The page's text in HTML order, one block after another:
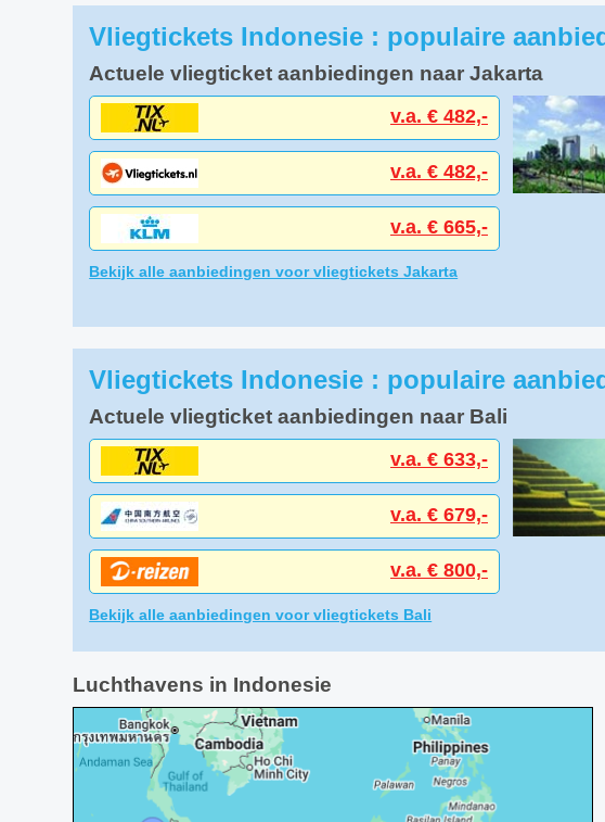
Vliegtickets Indonesie : populaire
Actuele vliegticket aanbiedingen naar Jakarta
v.a. € 482,-
v.a. € 482,-
v.a. € 665,-
Bekijk alle aanbiedingen voor vliegtickets Jakarta
Vliegtickets Indonesie : populaire
Actuele vliegticket aanbiedingen naar Bali
v.a. € 633,-
v.a. € 679,-
v.a. € 800,-
Bekijk alle aanbiedingen voor vliegtickets Bali
Luchthavens in Indonesie